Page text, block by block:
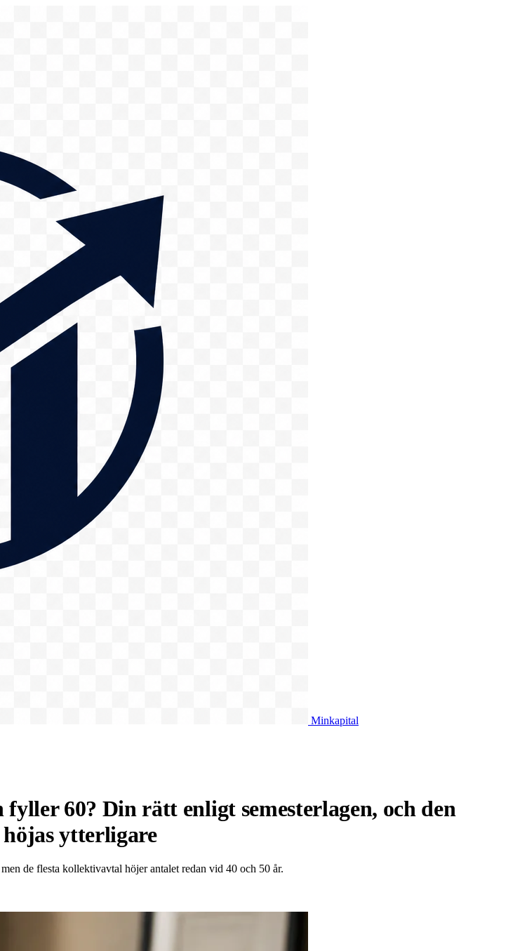
Minkapital
60? Din rätt enligt semesterlagen, och den
ytterligare
de flesta kollektivavtal höjer antalet redan vid 40 och 50 år.